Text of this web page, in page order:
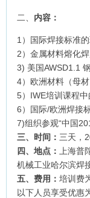
二、 内容：
1）国际焊接标准
2）金属材料熔化
3) 美国AWSD1.1
4）欧洲材料（母
5）IWE培训课程
6）国际/欧洲焊接
7)组织参观“中国
三、时间： 三天，
四、地点：
上海普
机械工业哈尔滨焊
五、费用： 培训费
以下人员享受优惠